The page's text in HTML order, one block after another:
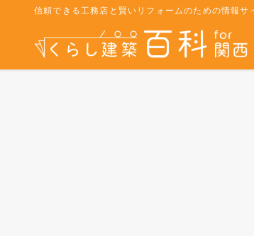
信頼できる工務店と賢いリフォームのための情報サ